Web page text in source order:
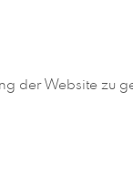
der Website zu